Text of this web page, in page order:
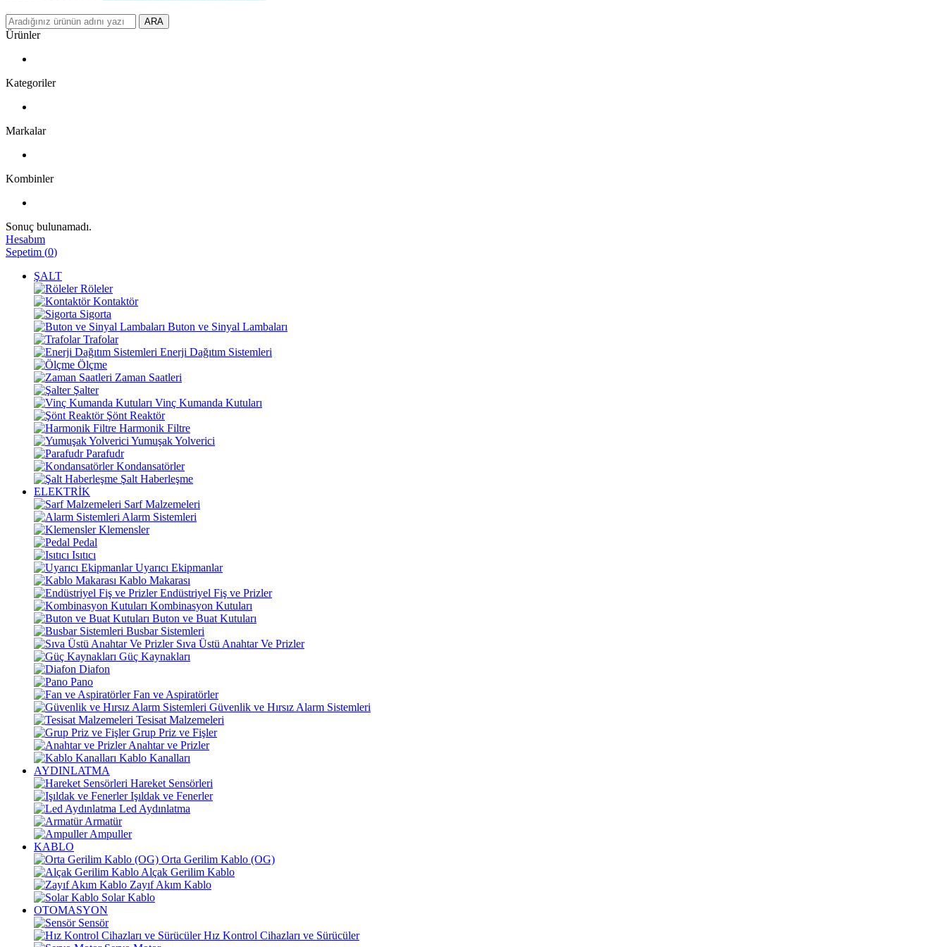
ARA
Ürünler
Kategoriler
Markalar
Kombinler
Sonuç bulunamadı.
Hesabım
Sepetim (0)
ŞALT
Röleler
Kontaktör
Sigorta
Buton ve Sinyal Lambaları
Trafolar
Enerji Dağıtım Sistemleri
Ölçme
Zaman Saatleri
Şalter
Vinç Kumanda Kutuları
Şönt Reaktör
Harmonik Filtre
Yumuşak Yolverici
Parafudr
Kondansatörler
Şalt Haberleşme
ELEKTRİK
Sarf Malzemeleri
Alarm Sistemleri
Klemensler
Pedal
Isıtıcı
Uyarıcı Ekipmanlar
Kablo Makarası
Endüstriyel Fiş ve Prizler
Kombinasyon Kutuları
Buton ve Buat Kutuları
Busbar Sistemleri
Sıva Üstü Anahtar Ve Prizler
Güç Kaynakları
Diafon
Pano
Fan ve Aspiratörler
Güvenlik ve Hırsız Alarm Sistemleri
Tesisat Malzemeleri
Grup Priz ve Fişler
Anahtar ve Prizler
Kablo Kanalları
AYDINLATMA
Hareket Sensörleri
Işıldak ve Fenerler
Led Aydınlatma
Armatür
Ampuller
KABLO
Orta Gerilim Kablo (OG)
Alçak Gerilim Kablo
Zayıf Akım Kablo
Solar Kablo
OTOMASYON
Sensör
Hız Kontrol Cihazları ve Sürücüler